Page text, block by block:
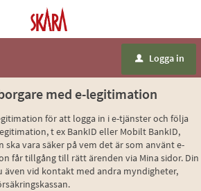
u Logga in
med e-legitimation
för att logga in i e-tjänster och följa
t ex BankID eller Mobilt BankID,
vara säker på vem det är som använt e-
får tillgång till rätt ärenden via Mina sidor. Din
vid kontakt med andra myndigheter,